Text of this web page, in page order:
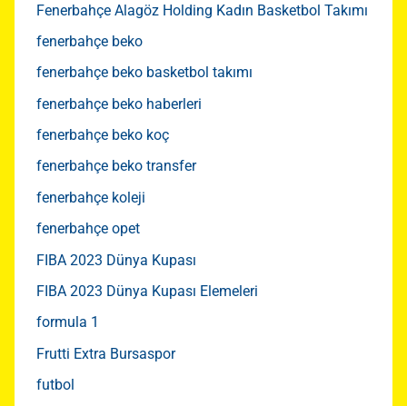
Fenerbahçe Alagöz Holding Kadın Basketbol Takımı
fenerbahçe beko
fenerbahçe beko basketbol takımı
fenerbahçe beko haberleri
fenerbahçe beko koç
fenerbahçe beko transfer
fenerbahçe koleji
fenerbahçe opet
FIBA 2023 Dünya Kupası
FIBA 2023 Dünya Kupası Elemeleri
formula 1
Frutti Extra Bursaspor
futbol